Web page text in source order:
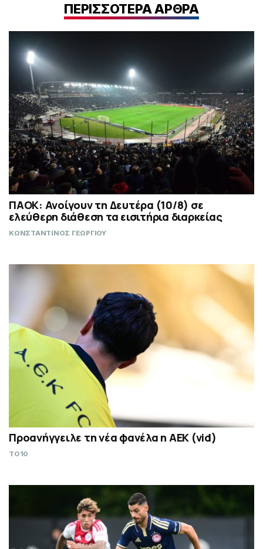
ΠΕΡΙΣΣΟΤΕΡΑ ΑΡΘΡΑ
ΠΑΟΚ: Ανοίγουν τη Δευτέρα (10/8) σε
ελεύθερη διάθεση τα εισιτήρια διαρκείας
ΚΩΝΣΤΑΝΤΙΝΟΣ ΓΕΩΡΓΙΟΥ
Προανήγγειλε τη νέα φανέλα η ΑΕΚ (vid)
TO10